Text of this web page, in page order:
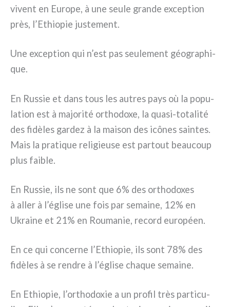
vivent en Europe, à une seu­le gran­de excep­tion
près, l’Ethiopie juste­ment.
Une excep­tion qui n’est pas seu­le­ment géo­gra­phi­
que.
En Russie et dans tous les autres pays où la popu­
la­tion est à majo­ri­té ortho­do­xe, la quasi-totalité
des fidè­les gar­dez à la mai­son des icô­nes sain­tes.
Mais la pra­ti­que reli­gieu­se est par­tout beau­coup
plus fai­ble.
En Russie, ils ne sont que 6% des ortho­do­xes
à aller à l’église une fois par semai­ne, 12% en
Ukraine et 21% en Roumanie, record euro­péen.
En ce qui con­cer­ne l’Ethiopie, ils sont 78% des
fidè­les à se ren­dre à l’église cha­que semai­ne.
En Ethiopie, l’orthodoxie a un pro­fil très par­ti­cu­